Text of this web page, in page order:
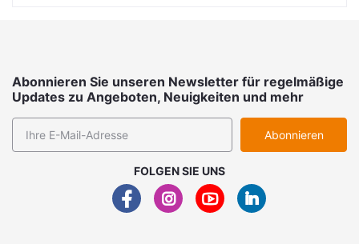
Abonnieren Sie unseren Newsletter für regelmäßige
Updates zu Angeboten, Neuigkeiten und mehr
Abonnieren
FOLGEN SIE UNS